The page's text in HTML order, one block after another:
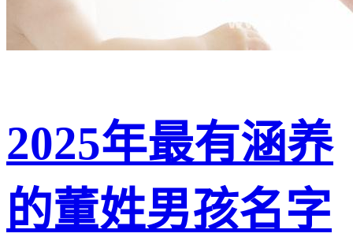
2025年最有涵养
的董姓男孩名字